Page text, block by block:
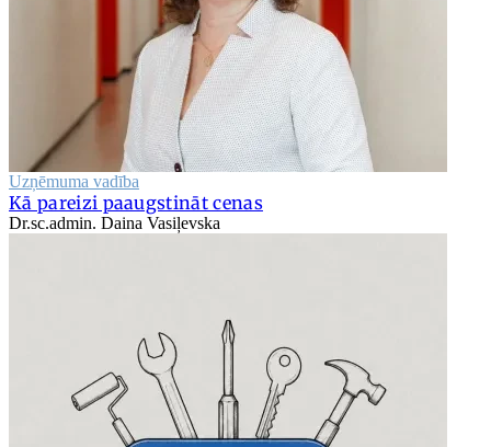
Uzņēmuma vadība
Kā pareizi paaugstināt cenas
Dr.sc.admin. Daina Vasiļevska